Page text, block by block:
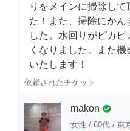
りをメインに掃除し
た！また、掃除にかん
した。水回りがピカ
くなりました。また
いたします！
依頼されたチケット
makon check_circle
女性 / 60代 / 東